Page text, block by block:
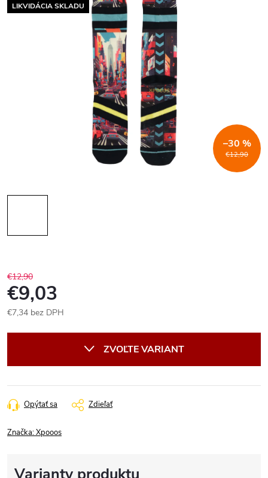
LIKVIDÁCIA SKLADU
€12,90
–30 %
€12,90
€9,03
€7,34 bez DPH
ZVOĽTE VARIANT
Opýtať sa Zdieľať
Značka:Xpooos